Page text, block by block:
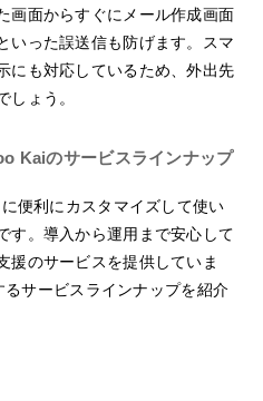
画面からすぐにメール作成画面
いった誤送信も防げます。スマ
にも対応しているため、外出先
しょう。
Kaiのサービスラインナップ
便利にカスタマイズして使い
す。導入から運用まで安心して
援のサービスを提供していま
サービスラインナップを紹介